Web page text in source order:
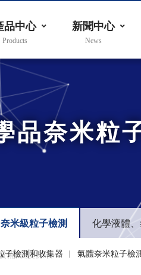
品中心 新聞中心
品奈米粒
奈米級粒子檢測
子檢測和收集器 氣體奈米粒子檢
化學液體
備維護保養